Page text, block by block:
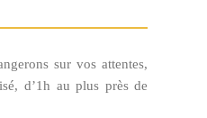
sur vos attentes,
d’1h au plus près de